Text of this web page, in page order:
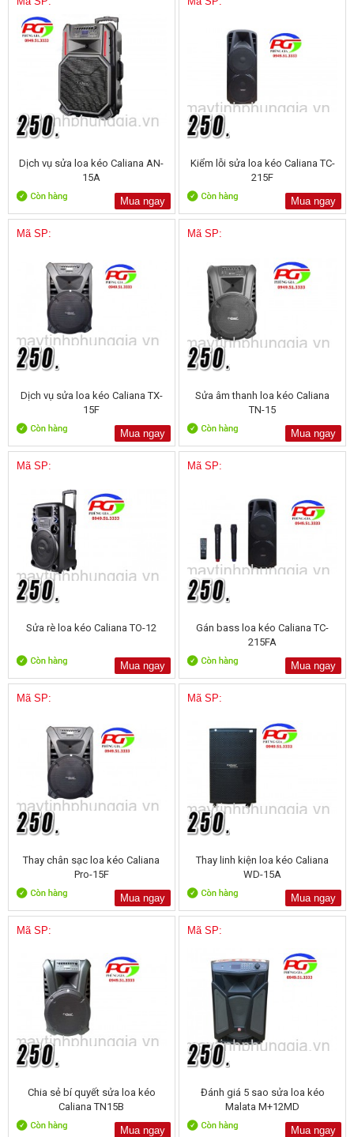
Dịch vụ sửa loa kéo Caliana AN-
15A
Mua ngay
Kiểm lỗi sửa loa kéo Caliana TC-
215F
Mua ngay
Mã SP:
Dịch vụ sửa loa kéo Caliana TX-
15F
Mua ngay
Mã SP:
Sửa âm thanh loa kéo Caliana
TN-15
Mua ngay
Mã SP:
Sửa rè loa kéo Caliana TO-12
Mua ngay
Mã SP:
Gán bass loa kéo Caliana TC-
215FA
Mua ngay
Mã SP:
Thay chân sạc loa kéo Caliana
Pro-15F
Mua ngay
Mã SP:
Thay linh kiện loa kéo Caliana
WD-15A
Mua ngay
Mã SP:
Chia sẻ bí quyết sửa loa kéo
Caliana TN15B
Mua ngay
Mã SP:
Đánh giá 5 sao sửa loa kéo
Malata M+12MD
Mua ngay